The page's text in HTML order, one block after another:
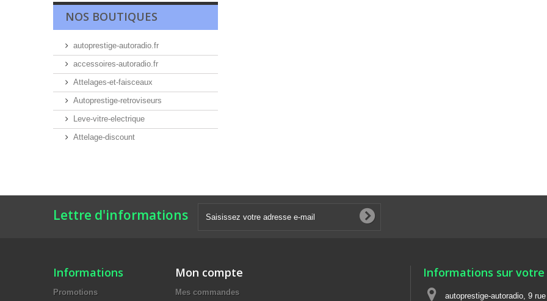
NOS BOUTIQUES
autoprestige-autoradio.fr
accessoires-autoradio.fr
Attelages-et-faisceaux
Autoprestige-retroviseurs
Leve-vitre-electrique
Attelage-discount
Lettre d'informations
Informations
Promotions
Mon compte
Mes commandes
Informations sur
autoprestige-autoradio, 9